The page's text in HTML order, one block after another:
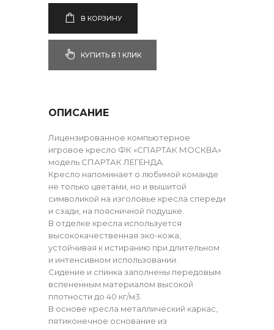
В КОРЗИНУ
КУПИТЬ В 1 КЛИК
ОПИСАНИЕ
Лицензированное компьютерное
игровое кресло ФК «СПАРТАК МОСКВА»
модель СПАРТАК ЛЕГЕНДА.
Кресло напоминает о любимой команде
не только цветами, но и вышитой
символикой на изголовье кресла спереди
и сзади, на поясничной подушке.
В отделке кресла используется
высококачественная эко-кожа,
устойчивая к истиранию при длительном
и интенсивном использовании.
Сидение и спинка заполнены передовым
вспененным материалом высокой
плотности до 40 кг/м3.
В основе кресла металлический каркас,
пятиконечное основание из